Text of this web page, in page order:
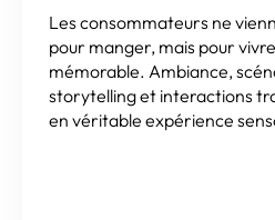
Les consommateurs ne
pour manger, mais pour
mémorable. Ambiance,
storytelling et interactions
en véritable expérience